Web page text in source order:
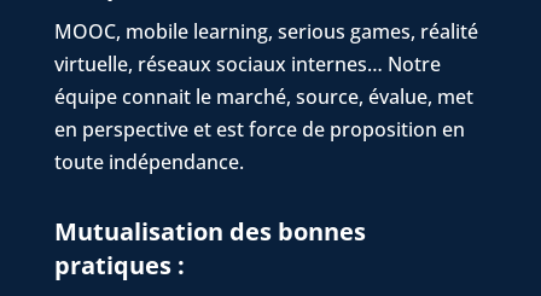
MOOC, mobile learning, serious games, réalité
virtuelle, réseaux sociaux internes… Notre
équipe connait le marché, source, évalue, met
en perspective et est force de proposition en
toute indépendance.
Mutualisation des bonnes
pratiques: